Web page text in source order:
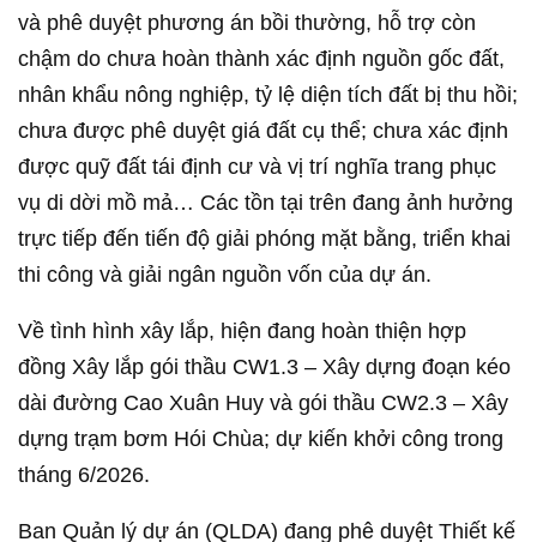
và phê duyệt phương án bồi thường, hỗ trợ còn
chậm do chưa hoàn thành xác định nguồn gốc đất,
nhân khẩu nông nghiệp, tỷ lệ diện tích đất bị thu hồi;
chưa được phê duyệt giá đất cụ thể; chưa xác định
được quỹ đất tái định cư và vị trí nghĩa trang phục
vụ di dời mồ mả… Các tồn tại trên đang ảnh hưởng
trực tiếp đến tiến độ giải phóng mặt bằng, triển khai
thi công và giải ngân nguồn vốn của dự án.
Về tình hình xây lắp, hiện đang hoàn thiện hợp
đồng Xây lắp gói thầu CW1.3 – Xây dựng đoạn kéo
dài đường Cao Xuân Huy và gói thầu CW2.3 – Xây
dựng trạm bơm Hói Chùa; dự kiến khởi công trong
tháng 6/2026.
Ban Quản lý dự án (QLDA) đang phê duyệt Thiết kế